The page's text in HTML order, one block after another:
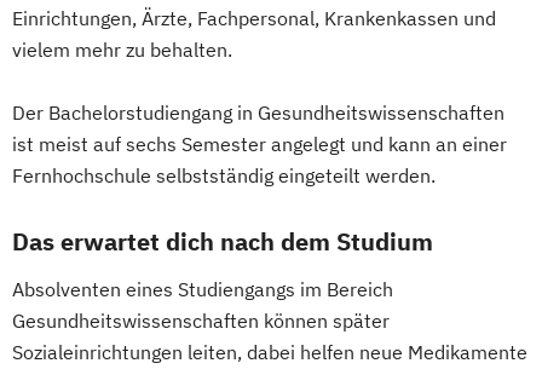
Medizinisches Fitnesstraining
Nachhaltiger Tourismus
Performance Analyse Fußball
Personal und Business Coach
PersonalTrainer:in Präventionstrainer:in
Sauna-Meister:in
Social Media und Content im Sport
Spa-Rezeptionist:in
Spielanalyse & Scouting
Einrichtungen, Ärzte, Fachpersonal, Krankenkassen und
vielem mehr zu behalten.
Der Bachelorstudiengang in Gesundheitswissenschaften
ist meist auf sechs Semester angelegt und kann an einer
Fernhochschule selbstständig eingeteilt werden.
Das erwartet dich nach dem Studium
Absolventen eines Studiengangs im Bereich
Gesundheitswissenschaften können später
Sozialeinrichtungen leiten, dabei helfen neue Medikamente